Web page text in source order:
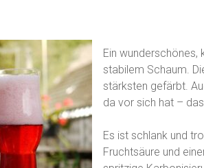
Ein wunderschönes,
stabilem Schaum.
stärksten gefärbt.
da vor sich hat –
Es ist schlank und
Fruchtsäure und